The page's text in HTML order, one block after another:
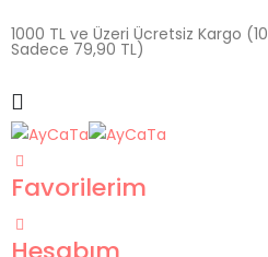
1000 TL ve Üzeri Ücretsiz Kargo
Sadece 79,90 TL)
Favorilerim